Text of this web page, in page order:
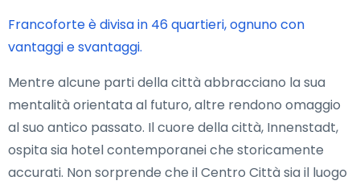
Francoforte è divisa in 46 quartieri, ognuno con
vantaggi e svantaggi.
Mentre alcune parti della città abbracciano la sua
mentalità orientata al futuro, altre rendono omaggio
al suo antico passato. Il cuore della città, Innenstadt,
ospita sia hotel contemporanei che storicamente
accurati. Non sorprende che il Centro Città sia il luogo